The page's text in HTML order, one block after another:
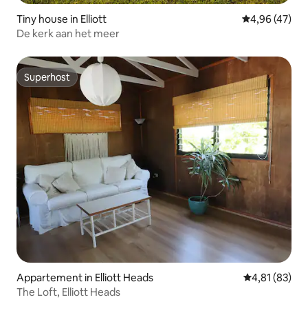
Tiny house in Elliott Gemiddelde
4,96 (47)
De kerk aan het meer
Superhost
Superhost
Appartement in Elliott Heads Gemiddelde
4,81 (83)
The Loft, Elliott Heads